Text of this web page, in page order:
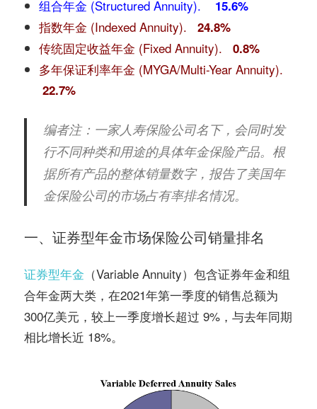
组合年金 (Structured Annuity). 15.6%
指数年金 (Indexed Annuity).24.8%
传统固定收益年金 (Fixed Annuity).0.8%
多年保证利率年金 (MYGA/Multi-Year Annuity).
22.7%
编者注：一家人寿保险公司名下，会同时发
行不同种类和用途的具体年金保险产品。根
据所有产品的整体销量数字，报告了美国年
金保险公司的市场占有率排名情况。
一、证券型年金市场保险公司销量排名
证券型年金 （Variable Annuity）包含证券年金和组
合年金两大类，在2021年第一季度的销售总额为
300亿美元，较上一季度增长超过 9%，与去年同期
相比增长近 18%。